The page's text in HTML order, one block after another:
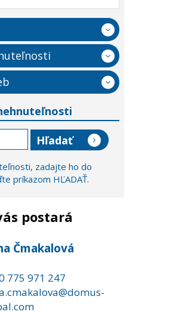
zadajte ho do
príkazom HĽADAŤ.
postará
Čmakalová
775 971 247